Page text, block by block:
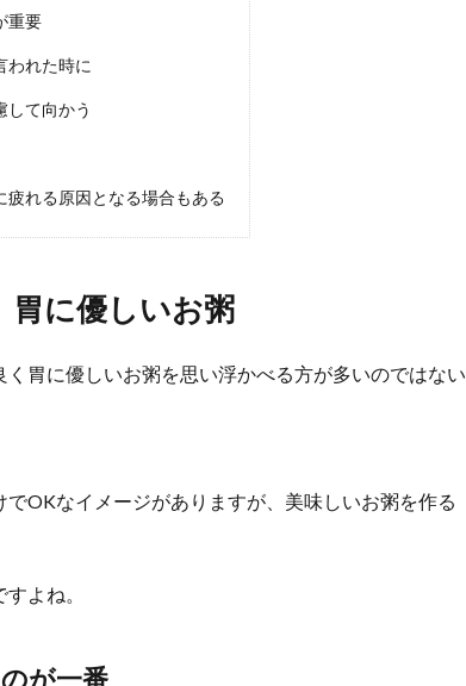
態度になったら浮気？浮気の兆候と対処法
彼氏が急に優しい態度になったら、女の勘が働いて彼氏の浮気を疑う女性
誘いを断る方法！相手に嫌われない断り方のコツ
重要
われた時に
して向かう
れる原因となる場合もある
胃に優しいお粥
胃に優しいお粥を思い浮かべる方が多いのではない
OKなイメージがありますが、美味しいお粥を作る
よね。
が一番